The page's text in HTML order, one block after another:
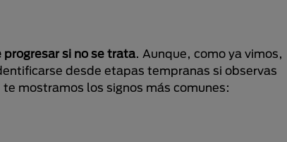
progresar si no se trata. Aunque, como ya vimos,
desde etapas tempranas si observas
mostramos los signos más comunes: